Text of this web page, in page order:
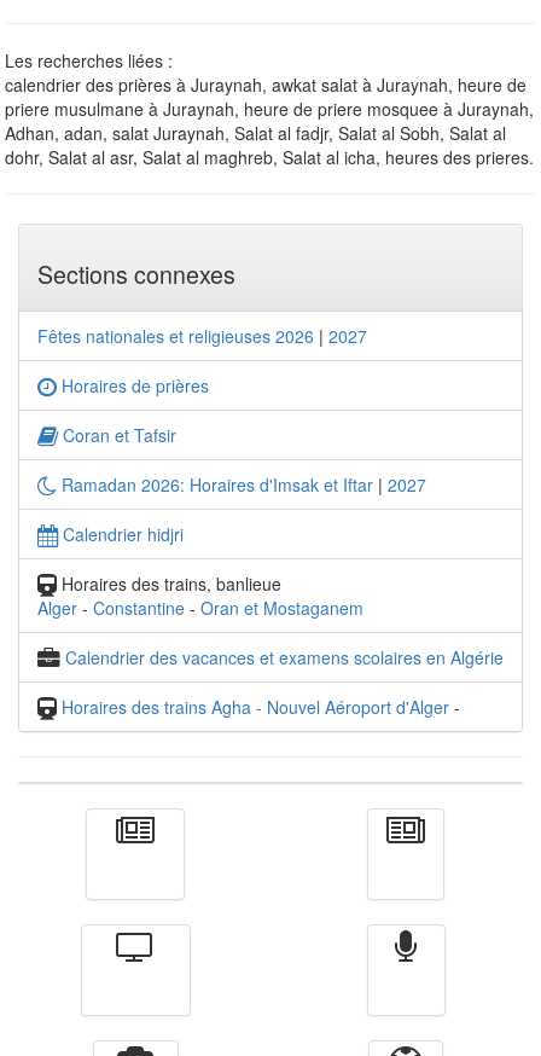
Les recherches liées :
calendrier des prières à Juraynah, awkat salat à Juraynah, heure de
priere musulmane à Juraynah, heure de priere mosquee à Juraynah,
Adhan, adan, salat Juraynah, Salat al fadjr, Salat al Sobh, Salat al
dohr, Salat al asr, Salat al maghreb, Salat al icha, heures des prieres.
Sections connexes
Fêtes nationales et religieuses 2026 | 2027
Horaires de prières
Coran et Tafsir
Ramadan 2026: Horaires d'Imsak et Iftar | 2027
Calendrier hidjri
Horaires des trains, banlieue
Alger - Constantine - Oran et Mostaganem
Calendrier des vacances et examens scolaires en Algérie
Horaires des trains Agha - Nouvel Aéroport d'Alger -